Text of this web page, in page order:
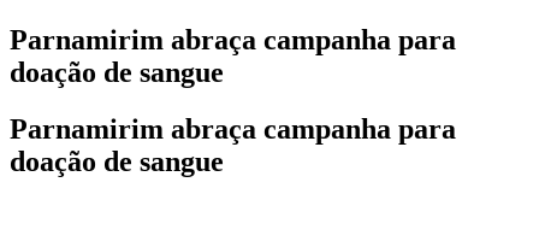
Parnamirim abraça campanha para
doação de sangue
Parnamirim abraça campanha para
doação de sangue